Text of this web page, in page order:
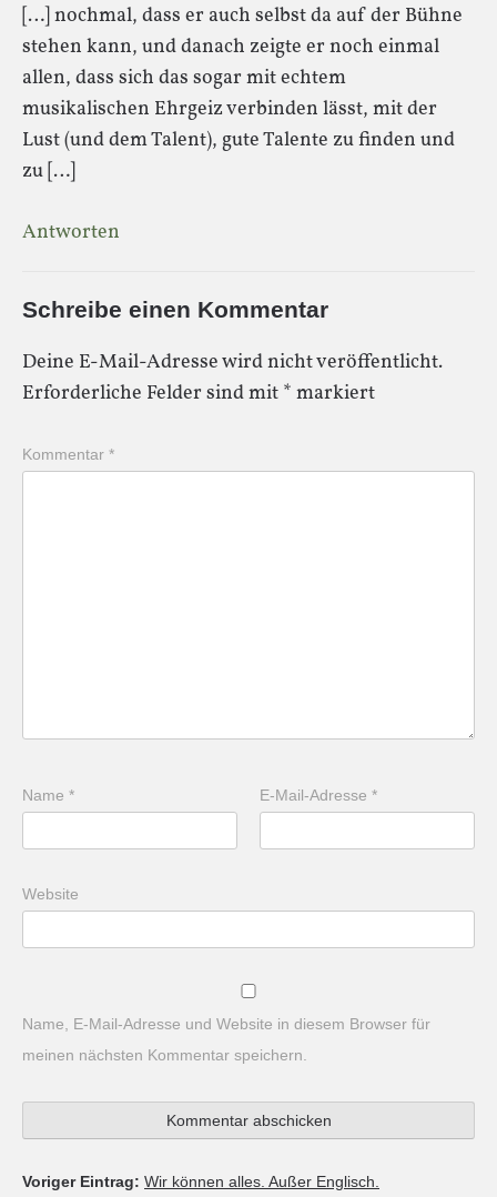
[…] nochmal, dass er auch selbst da auf der Bühne
stehen kann, und danach zeigte er noch einmal
allen, dass sich das sogar mit echtem
musikalischen Ehrgeiz verbinden lässt, mit der
Lust (und dem Talent), gute Talente zu finden und
zu […]
Antworten
Schreibe einen Kommentar
Deine E-Mail-Adresse wird nicht veröffentlicht.
Erforderliche Felder sind mit * markiert
Kommentar *
Name * E-Mail-Adresse*
Website
Name, E-Mail-Adresse und Website in diesem Browser für
meinen nächsten Kommentar speichern.
Voriger Eintrag: Wir können alles. Außer Englisch.